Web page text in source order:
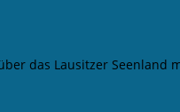
das Lausitzer Seenland